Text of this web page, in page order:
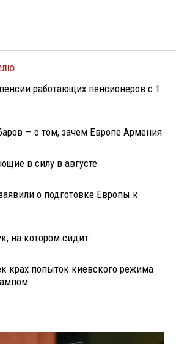
работающих пенсионеров с 1
— о том, зачем Европе Армения
в силу в августе
о подготовке Европы к
на котором сидит
крах попыток киевского режима